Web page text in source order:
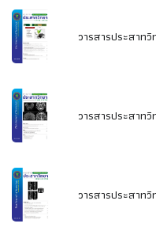
วารสารประสาท
วารสารประสาท
วารสารประสาท